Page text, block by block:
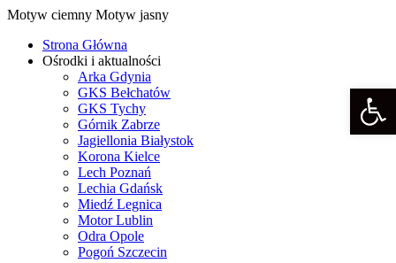
Motyw ciemny Motyw jasny
Strona Główna
Ośrodki i aktualności
Arka Gdynia
GKS Bełchatów
GKS Tychy
Górnik Zabrze
Jagiellonia Białystok
Korona Kielce
Lech Poznań
Lechia Gdańsk
Miedź Legnica
Motor Lublin
Odra Opole
Pogoń Szczecin
Otwórz